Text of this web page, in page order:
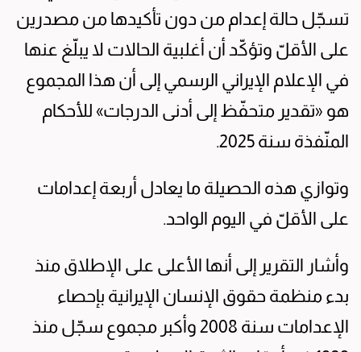
تسجّل حالة إعدام من دون تأكيدها من مصدرين
على الأقلّ وتؤكّد أن أغلبية الحالات لا يبلّغ عنها
في الإعلام الإيراني الرسمي إلى أن هذا المجموع
هو «تقدير متحفّظ إلى أدنى الدرجات» للأحكام
المنّفذة سنة 2025.
وتوازي هذه الحصيلة ما يعادل أربعة إعدامات
على الأقلّ في اليوم الواحد.
وأشار التقرير إلى أنها الأعلى على الإطلاق منذ
بدء منظمة حقوق الإنسان الإيرانية بإحصاء
الإعدامات سنة 2008 وأكبر مجموع سجّل منذ